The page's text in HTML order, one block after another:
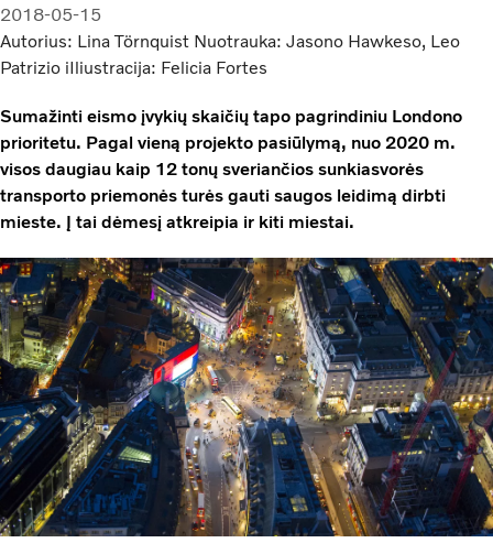
Kontaktai
Naujienos
Apie mus
2018-05-15
Autorius: Lina Törnquist Nuotrauka: Jasono Hawkeso, Leo
Patrizio iIliustracija: Felicia Fortes
Sumažinti eismo įvykių skaičių tapo pagrindiniu Londono
prioritetu. Pagal vieną projekto pasiūlymą, nuo 2020 m.
visos daugiau kaip 12 tonų sveriančios sunkiasvorės
transporto priemonės turės gauti saugos leidimą dirbti
mieste. Į tai dėmesį atkreipia ir kiti miestai.